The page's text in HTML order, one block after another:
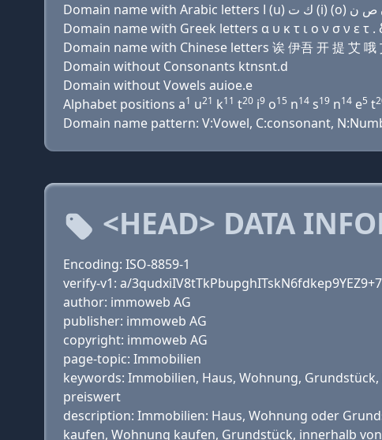
Domain name with Greek letters α υ κ τ ι ο ν σ ν ε τ .
Domain name with Chinese letters 诶 伊吾 开 提 艾 哦
Domain without Consonants ktnsnt.d
Domain without Vowels auioe.e
Alphabet positions a1 u21 k11 t20 i9 o15 n14 s19 n14 e5 t
Domain name pattern: V:Vowel, C:consonant,
<HEAD> DATA
Encoding: ISO-8859-1
verify-v1: a/
author: immoweb AG
publisher: immoweb AG
copyright: immoweb AG
page-topic: Immobilien
keywords: Immobilien, Haus, Wohnung,
preiswert
description: Immobilien: Haus, Wohnung oder
kaufen, Wohnung kaufen, Grundstück, innerhalb